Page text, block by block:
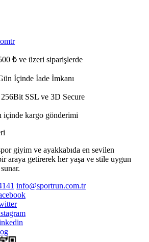
₺ ve üzeri siparişlerde
İçinde İade İmkanı
256Bit SSL ve 3D Secure
içinde kargo gönderimi
giyim ve ayakkabıda en sevilen
araya getirerek her yaşa ve stile uygun
info@sportrun.com.tr